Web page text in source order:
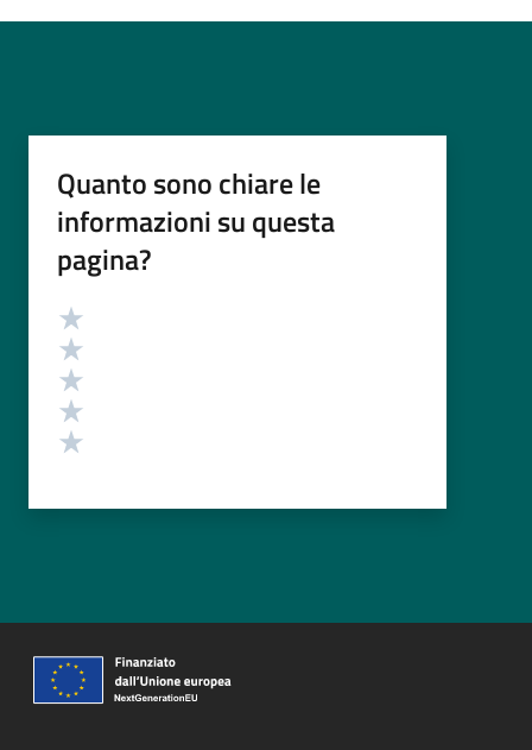
Quanto sono chiare le
informazioni su questa
pagina?
Valutazione